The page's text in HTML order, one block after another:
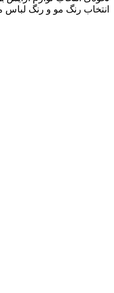
انتخاب رنگ مو و رنگ